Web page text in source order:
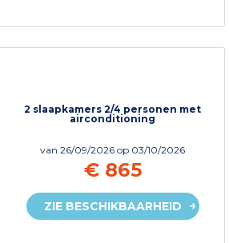
2 slaapkamers 2/4 personen met
airconditioning
van26/09/2026op 03/10/2026
€ 865
ZIE BESCHIKBAARHEID